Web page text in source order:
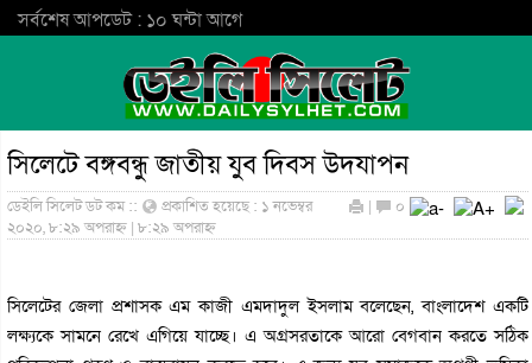
সর্বশেষ আপডেট : ১০ ঘন্টা আগে
সিলেটে বঙ্গবন্ধু জাতীয় যুব দিবস উদযাপন
ডেইলি সিলেট ডট কম ::
প্রকাশিত হয়েছে : ১ নভেম্বর
২০২০, ৮:২৯ অপরাহ্ন | ৮:২৯ অপরাহ্ন
| ০
সিলেটের জেলা প্রশাসক এম কাজী এমদাদুল ইসলাম বলেছেন, বাংলাদেশ একটি
লক্ষ্যকে সামনে রেখে এগিয়ে যাচ্ছে। এ অগ্রসরতাকে আরো বেগবান করতে সঠিক